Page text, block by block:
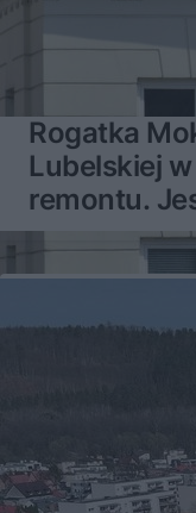
Rogatka
Lubelskiej
remontu.